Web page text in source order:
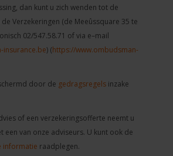
dan kunt u zich wenden tot de
Verzekeringen (de Meeûssquare 35 te
02/547.58.71 of via e–mail
insurance.be) (https://www.ombudsman-
door de gedragsregels inzake
of een verzekeringsofferte neemt u
een van onze adviseurs. U kunt ook de
informatie raadplegen.